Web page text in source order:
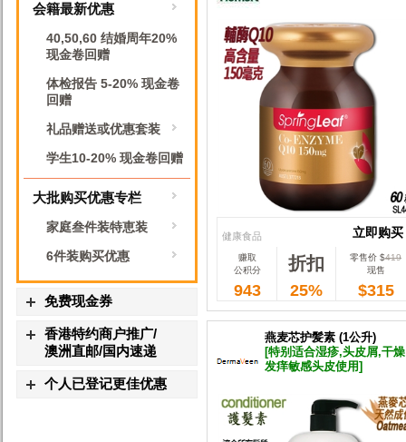
会籍最新优惠
40,50,60 结婚周年20%
现金卷回赠
体检报告 5-20% 现金卷
回赠
礼品赠送或优惠套装
学生10-20% 现金卷回赠
大批购买优惠专栏
家庭叁件装特恵装
6件装购买优惠
免费现金券
香港特约商户推广/
澳洲直邮/国内速递
个人已登记更佳优惠
健康食品
立即购买
立即购买
赚取
公积分
折扣 零售价 $419
现售
943 25% $315
燕麦芯护髪素 (1公升)
[特别适合湿疹,头皮屑,干燥
发痒敏感头皮使用]